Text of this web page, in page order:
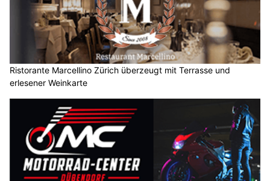
Ristorante Marcellino Zürich überzeugt mit Terrasse und
erlesener Weinkarte